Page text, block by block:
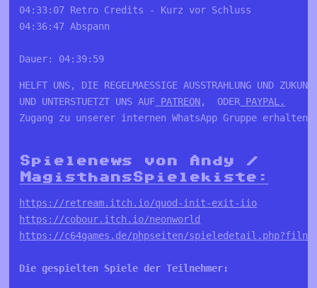
04:33:07 Retro Credits - Kurz vor Schluss
04:36:47 Abspann
Dauer: 04:39:59
HELFT UNS, DIE REGELMAESSIGE AUSSTRAHLUNG UND
UND UNTERSTUETZT UNS AUF PATREON,  ODER PAYPAL.
Zugang zu unserer internen WhatsApp Gruppe
Spielenews von Andy /
MagisthansSpielekiste:
https://retream.itch.io/quod-init-exit-iio
https://cobour.itch.io/neonworld
https://c64games.de/phpseiten/
Die gespielten Spiele der Teilnehmer: